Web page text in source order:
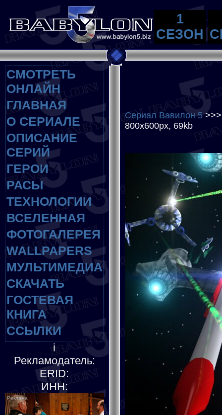
1
СЕЗОН
СМОТРЕТЬ
ОНЛАЙН
ГЛАВНАЯ
О СЕРИАЛЕ
ОПИСАНИЕ
СЕРИЙ
ГЕРОИ
РАСЫ
ТЕХНОЛОГИИ
ВСЕЛЕННАЯ
ФОТОГАЛЕРЕЯ
WALLPAPERS
МУЛЬТИМЕДИА
СКАЧАТЬ
ГОСТЕВАЯ
КНИГА
ССЫЛКИ
i
Рекламодатель:
ERID:
ИНН:
Сериал Вавилон 5
800x600px, 69kb